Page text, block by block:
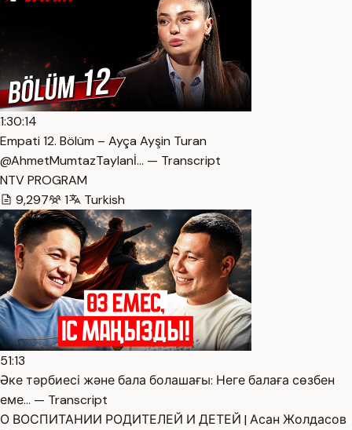
1:30:14
Empati 12. Bölüm – Ayça Ayşin Turan
@AhmetMumtazTaylanİ… — Transcript
NTV PROGRAM
9,297
1 Turkish
51:13
Әке тәрбиесі және бала болашағы: Неге балаға сөзбен
еме… — Transcript
О ВОСПИТАНИИ РОДИТЕЛЕЙ И ДЕТЕЙ | Асан Жолдасов